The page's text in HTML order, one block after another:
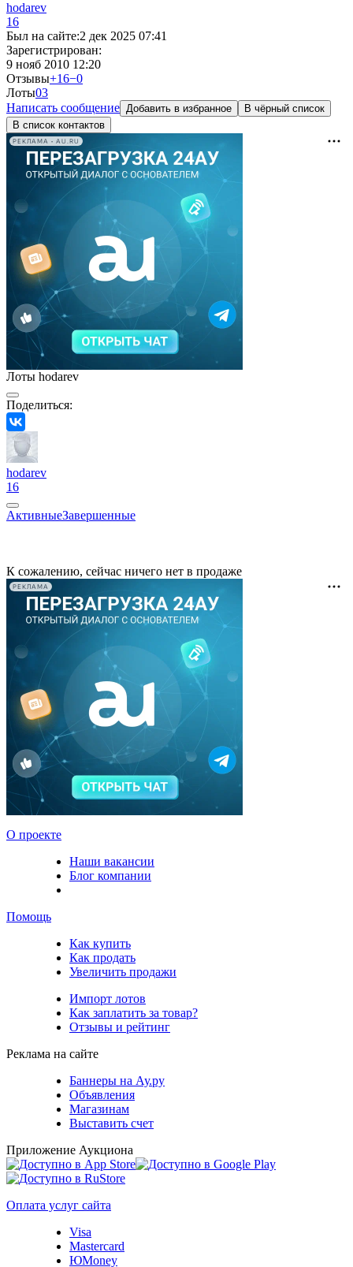
hodarev
16
Был на сайте:2 дек 2025 07:41
Зарегистрирован:
9 нояб 2010 12:20
Отзывы+16−0
Лоты03
Написать сообщение Добавить в избранное
В чёрный список
В список контактов
РЕКЛАМА • AU.RU
Лоты hodarev
Поделиться:
hodarev
16
АктивныеЗавершенные
К сожалению, сейчас ничего нет в продаже
РЕКЛАМА
О проекте
Наши вакансии
Блог компании
Помощь
Как купить
Как продать
Увеличить продажи
Импорт лотов
Как заплатить за товар?
Отзывы и рейтинг
Реклама на сайте
Баннеры на Ау.ру
Объявления
Магазинам
Выставить счет
Приложение Аукциона
Оплата услуг сайта
Visa
Mastercard
ЮMoney